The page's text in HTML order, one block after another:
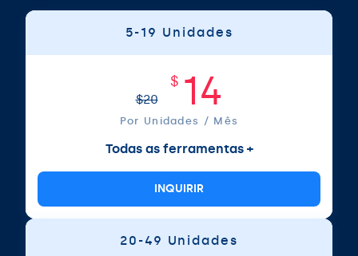
5-19 Unidades
$20
$ 14
Por Unidades / Mês
Todas as ferramentas +
INQUIRIR
20-49 Unidades